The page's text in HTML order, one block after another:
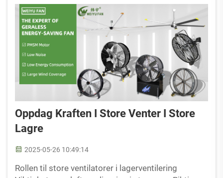
kapasiteten...
Oppdag Kraften I Store Venter I Store
Lagre
2025-05-26 10:49:14
Rollen til store ventilatorer i lagerventilering